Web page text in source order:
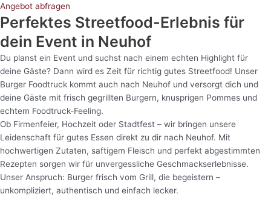
Angebot abfragen
Perfektes Streetfood-Erlebnis für
dein Event in Neuhof
Du planst ein Event und suchst nach einem echten Highlight für
deine Gäste? Dann wird es Zeit für richtig gutes Streetfood! Unser
Burger Foodtruck kommt auch nach Neuhof und versorgt dich und
deine Gäste mit frisch gegrillten Burgern, knusprigen Pommes und
echtem Foodtruck-Feeling.
Ob Firmenfeier, Hochzeit oder Stadtfest – wir bringen unsere
Leidenschaft für gutes Essen direkt zu dir nach Neuhof. Mit
hochwertigen Zutaten, saftigem Fleisch und perfekt abgestimmten
Rezepten sorgen wir für unvergessliche Geschmackserlebnisse.
Unser Anspruch: Burger frisch vom Grill, die begeistern –
unkompliziert, authentisch und einfach lecker.